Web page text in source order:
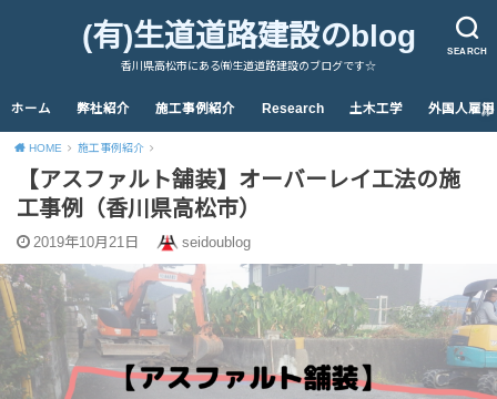
SEARCH
(有)生道道路建設のblog
香川県高松市にある㈲生道道路建設のブログです☆
ホーム 弊社紹介 施工事例紹介 Research 土木工学 外国人雇用
HOME 施工事例紹介
【アスファルト舗装】オーバーレイ工法の施
工事例（香川県高松市）
2019年10月21日 seidoublog